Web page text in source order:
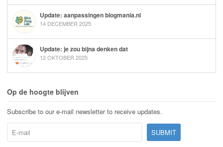
Update: aanpassingen blogmania.nl
14 DECEMBER 2025
Update: je zou bijna denken dat
12 OKTOBER 2025
Op de hoogte blijven
Subscribe to our e-mail newsletter to receive updates.